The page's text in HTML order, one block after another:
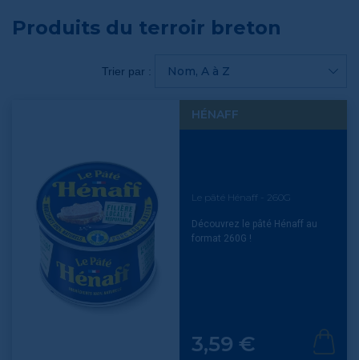
Produits du terroir breton
Trier par : Nom, A à Z
HÉNAFF
Le pâté Hénaff - 260G
Découvrez le pâté Hénaff au
format 260G !
Prix
3,59 €